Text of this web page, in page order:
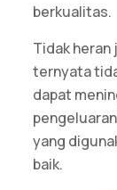
berkualitas.
Tidak
ternyata
dapat
yang
baik.